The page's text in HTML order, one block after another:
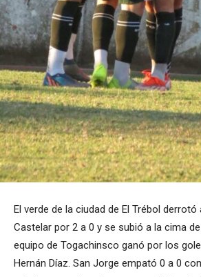
El verde de la ciudad de El Trébol derrotó
Castelar por 2 a 0 y se subió a la cima
equipo de Togachinsco ganó por los
Hernán Díaz. San Jorge empató 0 a 0